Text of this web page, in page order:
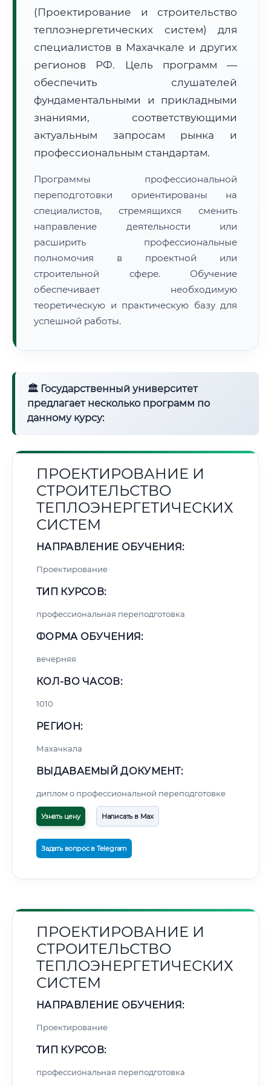
Расчет логистики оригиналов:
• Маршрут транзита:
• Экспресс-доставка СДЭК / Почтой:4–6 рабочих дней
📜 Документы и аккредитация ФИС ФРДО
(Проектирование и строительство
теплоэнергетических систем) для
специалистов в Махачкале и других
регионов РФ. Цель программ —
обеспечить слушателей
фундаментальными и прикладными
знаниями, соответствующими
актуальным запросам рынка и
профессиональным стандартам.
Программы профессиональной
переподготовки ориентированы на
специалистов, стремящихся сменить
направление деятельности или
расширить профессиональные
полномочия в проектной или
строительной сфере. Обучение
обеспечивает необходимую
теоретическую и практическую базу для
успешной работы.
🏛 Государственный университет
предлагает несколько программ по
данному курсу:
ПРОЕКТИРОВАНИЕ И
СТРОИТЕЛЬСТВО
ТЕПЛОЭНЕРГЕТИЧЕСКИХ
СИСТЕМ
НАПРАВЛЕНИЕ ОБУЧЕНИЯ:
Проектирование
ТИП КУРСОВ:
профессиональная переподготовка
ФОРМА ОБУЧЕНИЯ:
вечерняя
КОЛ-ВО ЧАСОВ:
1010
РЕГИОН:
Махачкала
ВЫДАВАЕМЫЙ ДОКУМЕНТ:
диплом о профессиональной переподготовке
Узнать цену Написать в Max
Задать вопрос в Telegram
ПРОЕКТИРОВАНИЕ И
СТРОИТЕЛЬСТВО
ТЕПЛОЭНЕРГЕТИЧЕСКИХ
СИСТЕМ
НАПРАВЛЕНИЕ ОБУЧЕНИЯ:
Проектирование
ТИП КУРСОВ:
профессиональная переподготовка